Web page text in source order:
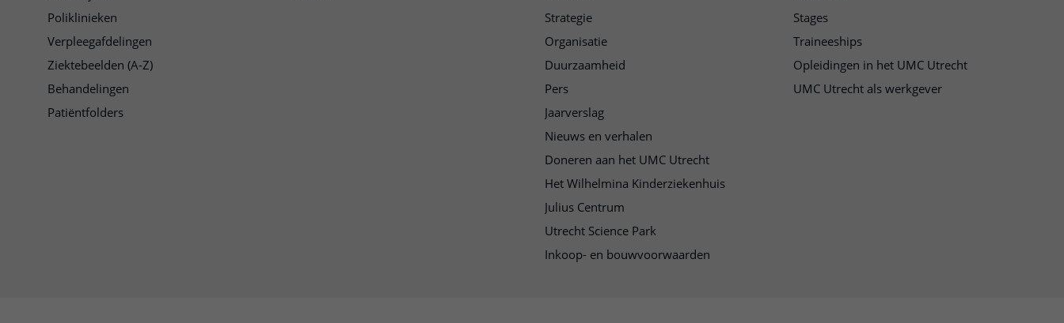
Poliklinieken
Verpleegafdelingen
Ziektebeelden (A-Z)
Behandelingen
Patiëntfolders
Strategie
Organisatie
Duurzaamheid
Pers
Jaarverslag
Nieuws en verhalen
Doneren aan het UMC Utrecht
Het Wilhelmina Kinderziekenhuis
Julius Centrum
Utrecht Science Park
Inkoop- en bouwvoorwaarden
Stages
Traineeships
Opleidingen in het UMC Utrecht
UMC Utrecht als werkgever